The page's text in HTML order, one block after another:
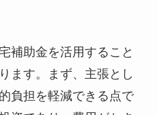
補助金を活用すること
ます。まず、主張とし
負担を軽減できる点で